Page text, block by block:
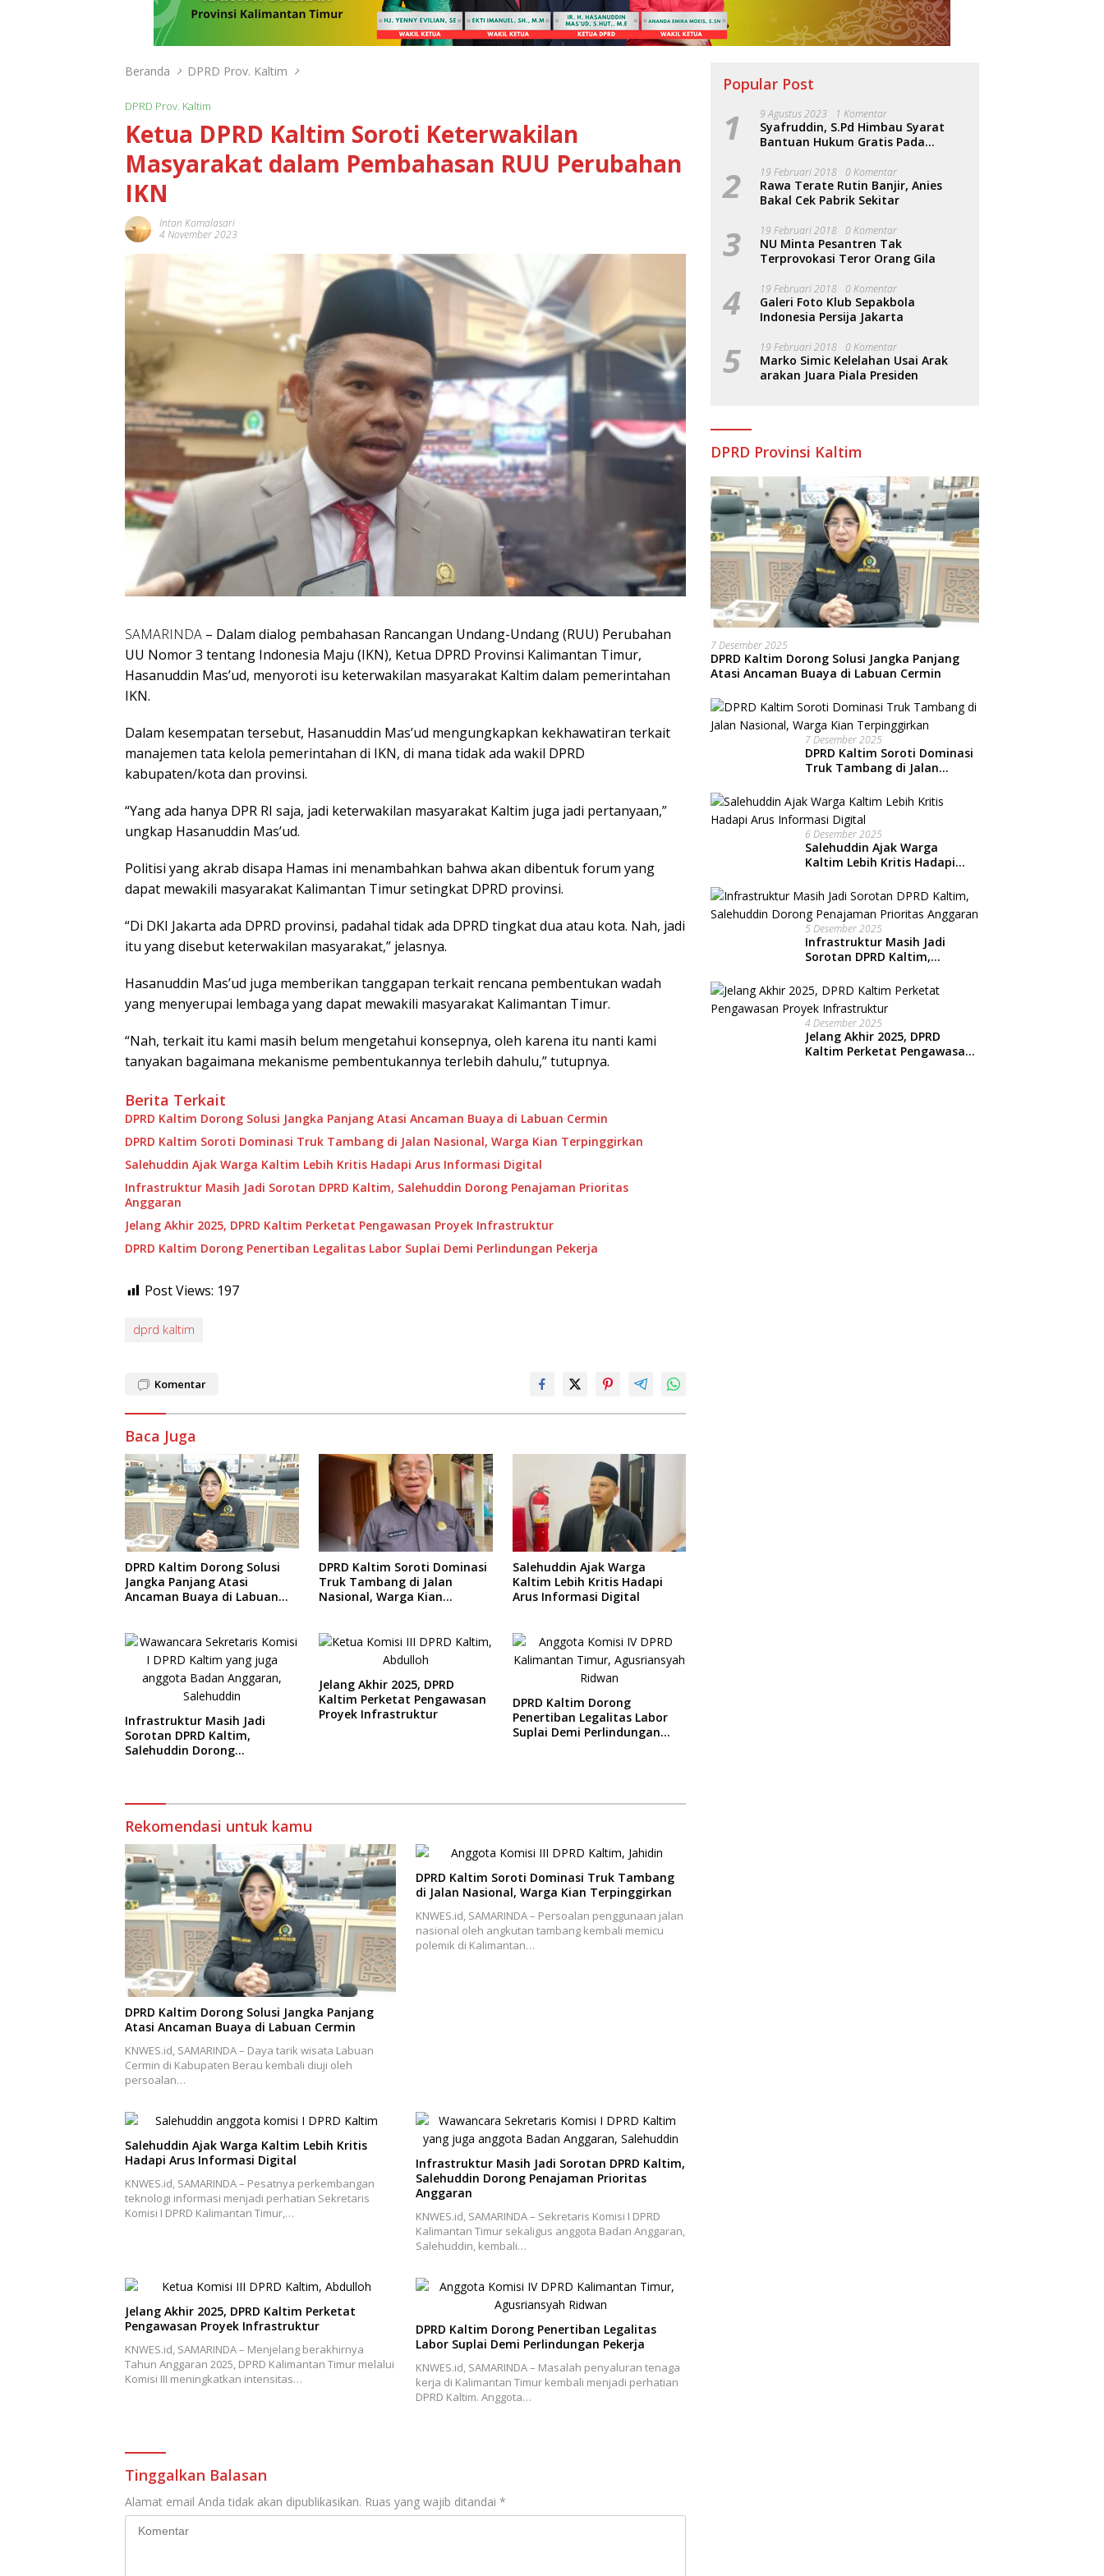
Beranda DPRD Prov. Kaltim
DPRD Prov. Kaltim
Ketua DPRD Kaltim Soroti Keterwakilan
Masyarakat dalam Pembahasan RUU Perubahan
IKN
Intan Komalasari
4 November 2023
SAMARINDA – Dalam dialog pembahasan Rancangan Undang-Undang (RUU) Perubahan
UU Nomor 3 tentang Indonesia Maju (IKN), Ketua DPRD Provinsi Kalimantan Timur,
Hasanuddin Mas’ud, menyoroti isu keterwakilan masyarakat Kaltim dalam pemerintahan
IKN.
Dalam kesempatan tersebut, Hasanuddin Mas’ud mengungkapkan kekhawatiran terkait
manajemen tata kelola pemerintahan di IKN, di mana tidak ada wakil DPRD
kabupaten/kota dan provinsi.
“Yang ada hanya DPR RI saja, jadi keterwakilan masyarakat Kaltim juga jadi pertanyaan,”
ungkap Hasanuddin Mas’ud.
Politisi yang akrab disapa Hamas ini menambahkan bahwa akan dibentuk forum yang
dapat mewakili masyarakat Kalimantan Timur setingkat DPRD provinsi.
“Di DKI Jakarta ada DPRD provinsi, padahal tidak ada DPRD tingkat dua atau kota. Nah, jadi
itu yang disebut keterwakilan masyarakat,” jelasnya.
Hasanuddin Mas’ud juga memberikan tanggapan terkait rencana pembentukan wadah
yang menyerupai lembaga yang dapat mewakili masyarakat Kalimantan Timur.
“Nah, terkait itu kami masih belum mengetahui konsepnya, oleh karena itu nanti kami
tanyakan bagaimana mekanisme pembentukannya terlebih dahulu,” tutupnya.
Berita Terkait
DPRD Kaltim Dorong Solusi Jangka Panjang Atasi Ancaman Buaya di Labuan Cermin
DPRD Kaltim Soroti Dominasi Truk Tambang di Jalan Nasional, Warga Kian Terpinggirkan
Salehuddin Ajak Warga Kaltim Lebih Kritis Hadapi Arus Informasi Digital
Infrastruktur Masih Jadi Sorotan DPRD Kaltim, Salehuddin Dorong Penajaman Prioritas
Anggaran
Jelang Akhir 2025, DPRD Kaltim Perketat Pengawasan Proyek Infrastruktur
DPRD Kaltim Dorong Penertiban Legalitas Labor Suplai Demi Perlindungan Pekerja
Post Views: 197
dprd kaltim
Komentar
Baca Juga
DPRD Kaltim Dorong Solusi
Jangka Panjang Atasi
Ancaman Buaya di Labuan
DPRD Kaltim Soroti Dominasi
Truk Tambang di Jalan
Nasional, Warga Kian
Salehuddin Ajak Warga
Kaltim Lebih Kritis Hadapi
Arus Informasi Digital
Infrastruktur Masih Jadi
Sorotan DPRD Kaltim,
Salehuddin Dorong
Jelang Akhir 2025, DPRD
Kaltim Perketat Pengawasan
Proyek Infrastruktur
DPRD Kaltim Dorong
Penertiban Legalitas Labor
Suplai Demi Perlindungan
Rekomendasi untuk kamu
DPRD Kaltim Dorong Solusi Jangka Panjang
Atasi Ancaman Buaya di Labuan Cermin
KNWES.id, SAMARINDA – Daya tarik wisata Labuan
Cermin di Kabupaten Berau kembali diuji oleh
persoalan…
DPRD Kaltim Soroti Dominasi Truk Tambang
di Jalan Nasional, Warga Kian Terpinggirkan
KNWES.id, SAMARINDA – Persoalan penggunaan jalan
nasional oleh angkutan tambang kembali memicu
polemik di Kalimantan…
Salehuddin Ajak Warga Kaltim Lebih Kritis
Hadapi Arus Informasi Digital
KNWES.id, SAMARINDA – Pesatnya perkembangan
teknologi informasi menjadi perhatian Sekretaris
Komisi I DPRD Kalimantan Timur,…
Infrastruktur Masih Jadi Sorotan DPRD Kaltim,
Salehuddin Dorong Penajaman Prioritas
Anggaran
KNWES.id, SAMARINDA – Sekretaris Komisi I DPRD
Kalimantan Timur sekaligus anggota Badan Anggaran,
Salehuddin, kembali…
Jelang Akhir 2025, DPRD Kaltim Perketat
Pengawasan Proyek Infrastruktur
KNWES.id, SAMARINDA – Menjelang berakhirnya
Tahun Anggaran 2025, DPRD Kalimantan Timur melalui
Komisi III meningkatkan intensitas…
DPRD Kaltim Dorong Penertiban Legalitas
Labor Suplai Demi Perlindungan Pekerja
KNWES.id, SAMARINDA – Masalah penyaluran tenaga
kerja di Kalimantan Timur kembali menjadi perhatian
DPRD Kaltim. Anggota…
Tinggalkan Balasan
Alamat email Anda tidak akan dipublikasikan. Ruas yang wajib ditandai *
Popular Post
1 9 Agustus 2023 1 Komentar
Syafruddin, S.Pd Himbau Syarat
Bantuan Hukum Gratis Pada
2 19 Februari 2018 0 Komentar
Rawa Terate Rutin Banjir, Anies
Bakal Cek Pabrik Sekitar
3 19 Februari 2018 0 Komentar
NU Minta Pesantren Tak
Terprovokasi Teror Orang Gila
4 19 Februari 2018 0 Komentar
Galeri Foto Klub Sepakbola
Indonesia Persija Jakarta
5 19 Februari 2018 0 Komentar
Marko Simic Kelelahan Usai Arak
arakan Juara Piala Presiden
DPRD Provinsi Kaltim
7 Desember 2025
DPRD Kaltim Dorong Solusi Jangka Panjang
Atasi Ancaman Buaya di Labuan Cermin
7 Desember 2025
DPRD Kaltim Soroti Dominasi
Truk Tambang di Jalan
Terpinggirkan
6 Desember 2025
Salehuddin Ajak Warga
Kaltim Lebih Kritis Hadapi
5 Desember 2025
Infrastruktur Masih Jadi
Sorotan DPRD Kaltim,
Penajaman Prioritas
Anggaran
4 Desember 2025
Jelang Akhir 2025, DPRD
Kaltim Perketat Pengawasan